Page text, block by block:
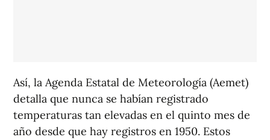
Así, la Agenda Estatal de Meteorología (Aemet)
detalla que nunca se habían registrado
temperaturas tan elevadas en el quinto mes de
año desde que hay registros en 1950. Estos